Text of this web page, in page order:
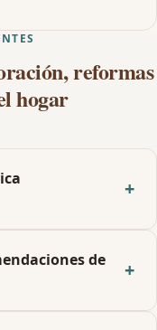
reformas
hogar
de